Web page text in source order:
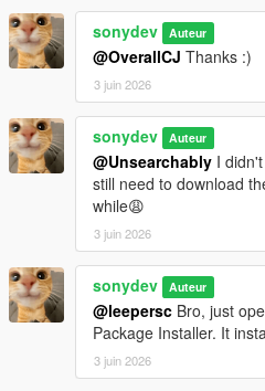
sonydev Auteur
@OverallCJ Thanks :)
3 juin 2026
sonydev Auteur
@Unsearchably I
still need to download
while😩
3 juin 2026
sonydev Auteur
@leepersc Bro, just
Package Installer. It
3 juin 2026